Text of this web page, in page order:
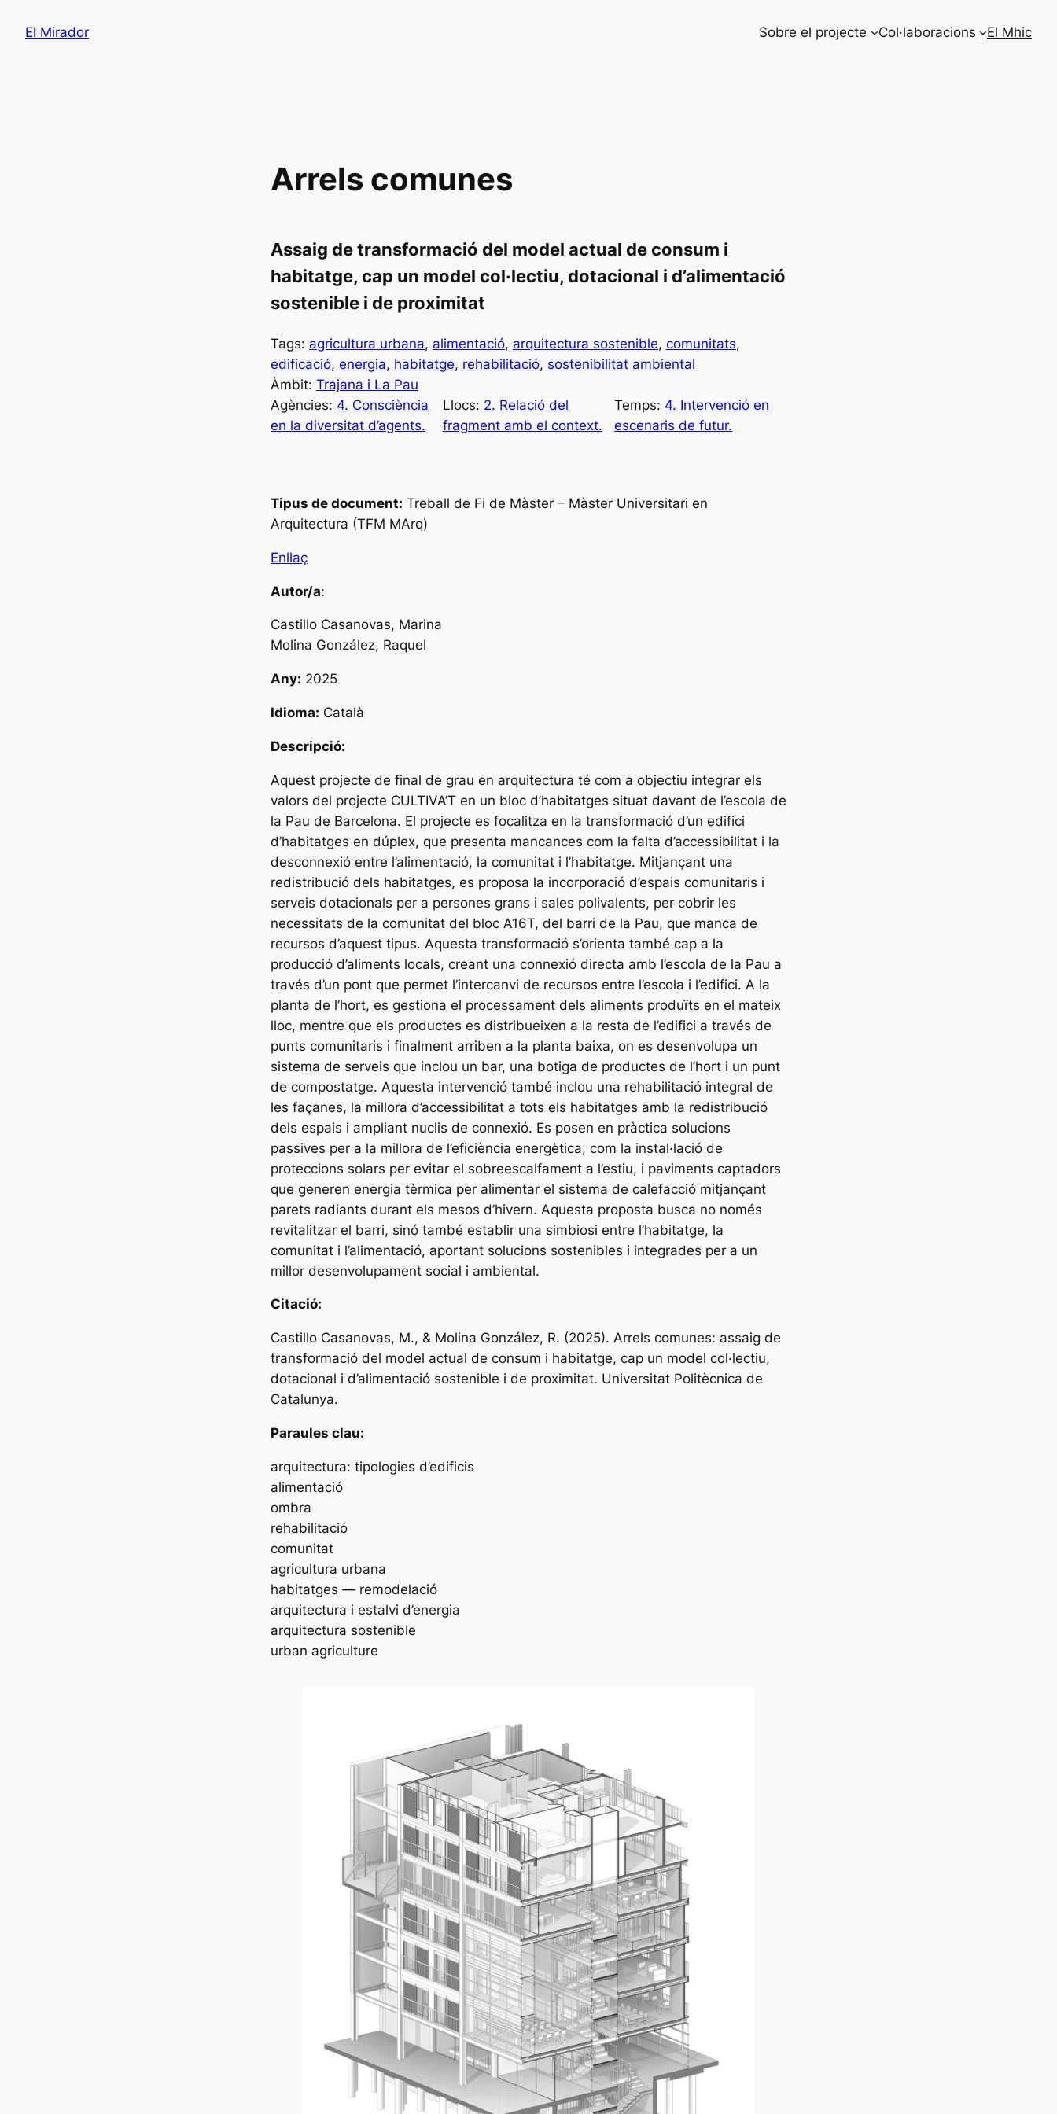
El Mirador Sobre el projecte Col·laboracions El Mhic
Arrels comunes
Assaig de transformació del model actual de consum i
habitatge, cap un model col·lectiu, dotacional i d’alimentació
sostenible i de proximitat
Tags: agricultura urbana, alimentació, arquitectura sostenible, comunitats
edificació, energia, habitatge, rehabilitació, sostenibilitat ambiental
Àmbit: Trajana i La Pau
Agències: 4. Consciència
en la diversitat d’agents.
Llocs: 2. Relació del
fragment amb el context.
Temps: 4. Intervenció en
escenaris de futur.
Tipus de document: Treball de Fi de Màster – Màster Universitari en
Arquitectura (TFM MArq)
Enllaç
Autor/a:
Castillo Casanovas, Marina
Molina González, Raquel
Any: 2025
Idioma: Català
Descripció:
Aquest projecte de final de grau en arquitectura té com a objectiu integrar els
valors del projecte CULTIVA’T en un bloc d’habitatges situat davant de l’escola de
la Pau de Barcelona. El projecte es focalitza en la transformació d’un edifici
d’habitatges en dúplex, que presenta mancances com la falta d’accessibilitat i la
desconnexió entre l’alimentació, la comunitat i l’habitatge. Mitjançant una
redistribució dels habitatges, es proposa la incorporació d’espais comunitaris i
serveis dotacionals per a persones grans i sales polivalents, per cobrir les
necessitats de la comunitat del bloc A16T, del barri de la Pau, que manca de
recursos d’aquest tipus. Aquesta transformació s’orienta també cap a la
producció d’aliments locals, creant una connexió directa amb l’escola de la Pau a
través d’un pont que permet l’intercanvi de recursos entre l’escola i l’edifici. A la
planta de l’hort, es gestiona el processament dels aliments produïts en el mateix
lloc, mentre que els productes es distribueixen a la resta de l’edifici a través de
punts comunitaris i finalment arriben a la planta baixa, on es desenvolupa un
sistema de serveis que inclou un bar, una botiga de productes de l’hort i un punt
de compostatge. Aquesta intervenció també inclou una rehabilitació integral de
les façanes, la millora d’accessibilitat a tots els habitatges amb la redistribució
dels espais i ampliant nuclis de connexió. Es posen en pràctica solucions
passives per a la millora de l’eficiència energètica, com la instal·lació de
proteccions solars per evitar el sobreescalfament a l’estiu, i paviments captadors
que generen energia tèrmica per alimentar el sistema de calefacció mitjançant
parets radiants durant els mesos d’hivern. Aquesta proposta busca no només
revitalitzar el barri, sinó també establir una simbiosi entre l’habitatge, la
comunitat i l’alimentació, aportant solucions sostenibles i integrades per a un
millor desenvolupament social i ambiental.
Citació:
Castillo Casanovas, M., & Molina González, R. (2025). Arrels comunes: assaig de
transformació del model actual de consum i habitatge, cap un model col·lectiu,
dotacional i d’alimentació sostenible i de proximitat. Universitat Politècnica de
Catalunya.
Paraules clau:
arquitectura: tipologies d’edificis
alimentació
ombra
rehabilitació
comunitat
agricultura urbana
habitatges — remodelació
arquitectura i estalvi d’energia
arquitectura sostenible
urban agriculture